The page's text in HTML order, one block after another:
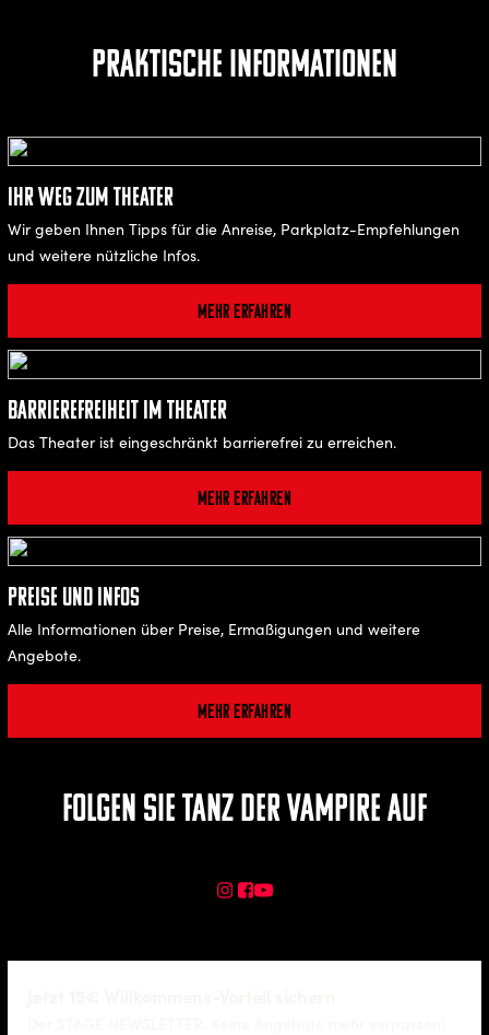
Praktische Informationen
Ihr Weg zum Theater
Wir geben Ihnen Tipps für die Anreise, Parkplatz-Empfehlungen
und weitere nützliche Infos.
Mehr erfahren
Barrierefreiheit im Theater
Das Theater ist eingeschränkt barrierefrei zu erreichen.
Mehr erfahren
Preise und Infos
Alle Informationen über Preise, Ermaßigungen und weitere
Angebote.
Mehr erfahren
Folgen Sie TANZ DER VAMPIRE auf